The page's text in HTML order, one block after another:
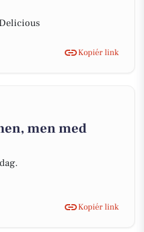
Kopiér link
men med
Kopiér link